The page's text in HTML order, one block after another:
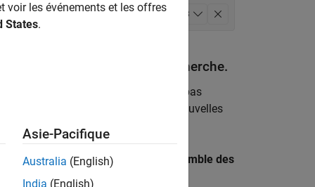
3
à vos critères de recherche.
. Si malgré tout vous ne trouvez pas
pour vous tenir au courant des nouvelles
par lieu pour trouver l’ensemble des
voir les événements et les offres
States.
Asie-Pacifique
Australia (English)
India (English)